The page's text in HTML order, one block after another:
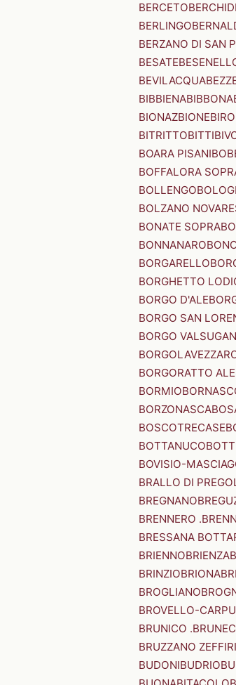
BERCETO
BERLINGO
BERZANO DI SAN
BESATE
BEVILACQUA
BIBBIENABIBBONA
BIONAZBIONE
BITRITTOBITTI
BOARA PISANI
BOFFALORA
BOLLENGO
BOLZANO
BONATE SOPRA
BONNANARO
BORGARELLO
BORGHETTO
BORGO D'ALE
BORGO SAN
BORGO
BORGORATTO
BORMIO
BORZONASCA
BOSCOTRECASE
BOTTANUCO
BOVISIO-
BRALLO DI
BREGNANO
BRENNERO
BRESSANA
BRIENNOBRIENZA
BRINZIOBRIONA
BROGLIANO
BROVELLO-
BRUNICO
BRUZZANO
BUDONIBUDRIO